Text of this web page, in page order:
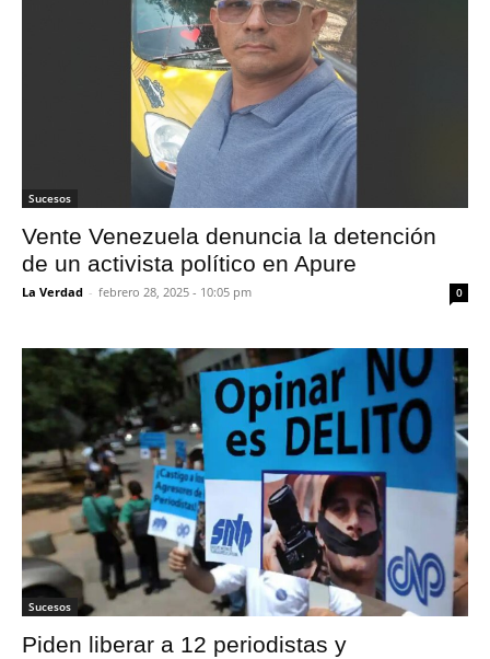
Sucesos
Vente Venezuela denuncia la detención
de un activista político en Apure
La Verdad - febrero 28, 2025 - 10:05 pm 0
Sucesos
Piden liberar a 12 periodistas y